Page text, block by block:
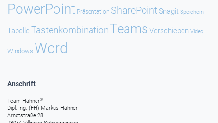
PowerPoint Präsentation SharePointSnagit Speichern
Tabelle TastenkombinationTeams Verschieben Video
Windows Word
Anschrift
Team Hahner®
Dipl.-Ing. (FH) Markus Hahner
Arndtstraße 28